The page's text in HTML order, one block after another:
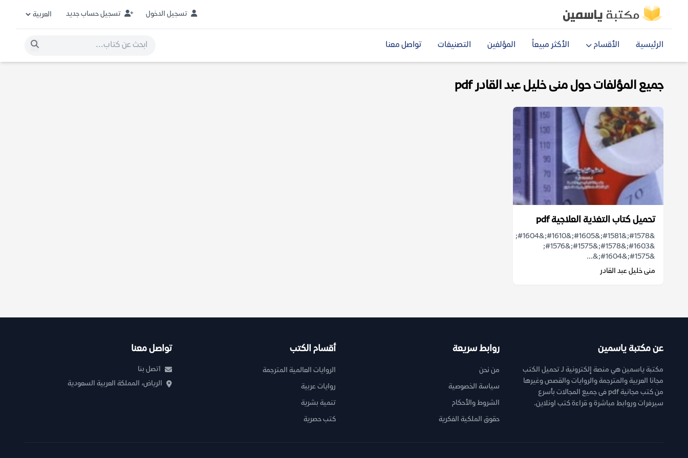
تسجيل الدخول تسجيل حساب جديد
الرئيسية الأقسام الأكثر مبيعاً المؤلفين التصنيفات تواصل معنا
جميع المؤلفات حول منى خليل عبد القادر pdf
تحميل كتاب التغذية العلاجية pdf
&#1578;&#1581;&#1605;&#1610;&#1604;
&#1603;&#1578;&#1575;&#1576;
&#1575;&#1604;&...
منى خليل عبد القادر
عن مكتبة ياسمين
مكتبة ياسمين هي منصة إلكترونية لـ تحميل الكتب
مجانا العربية والمترجمة والروايات والقصص وغيرها
من كتب مجانية pdf فى جميع المجالات بأسرع
سيرفرات وروابط مباشرة و قراءة كتب اونلاين.
روابط سريعة
من نحن
سياسة الخصوصية
الشروط والأحكام
حقوق الملكية الفكرية
أقسام الكتب
الروايات العالمية المترجمة
روايات عربية
تنمية بشرية
كتب حصرية
تواصل معنا
اتصل بنا
الرياض، المملكة العربية السعودية